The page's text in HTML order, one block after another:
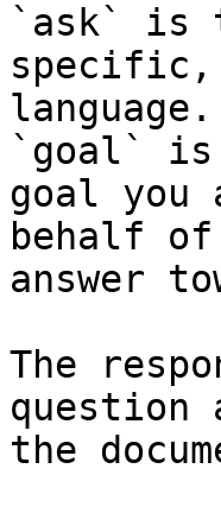
`ask` is
specific,
language.
`goal` is
goal you
behalf
answer
The
question
the